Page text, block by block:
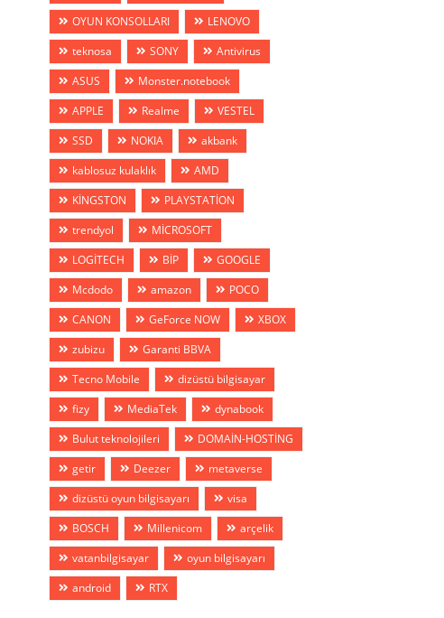
OYUN KONSOLLARI
LENOVO
teknosa
SONY
Antivirus
ASUS
Monster.notebook
APPLE
Realme
VESTEL
SSD
NOKIA
akbank
kablosuz kulaklık
AMD
KİNGSTON
PLAYSTATİON
trendyol
MİCROSOFT
LOGİTECH
BİP
GOOGLE
Mcdodo
amazon
POCO
CANON
GeForce NOW
XBOX
zubizu
Garanti BBVA
Tecno Mobile
dizüstü bilgisayar
fizy
MediaTek
dynabook
Bulut teknolojileri
DOMAİN-HOSTİNG
getir
Deezer
metaverse
dizüstü oyun bilgisayarı
visa
BOSCH
Millenicom
arçelik
vatanbilgisayar
oyun bilgisayarı
android
RTX